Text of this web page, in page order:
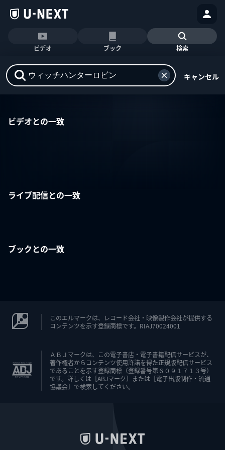
ビデオ ブック 検索
キャンセル
ビデオとの一致
ライブ配信との一致
ブックとの一致
このエルマークは、レコード会社・映像製作会社が提供する
コンテンツを示す登録商標です。RIAJ70024001
ＡＢＪマークは、この電子書店・電子書籍配信サービスが、
著作権者からコンテンツ使用許諾を得た正規版配信サービス
であることを示す登録商標（登録番号第６０９１７１３号）
です。詳しくは［ABJマーク］または［電子出版制作・流通
協議会］で検索してください。